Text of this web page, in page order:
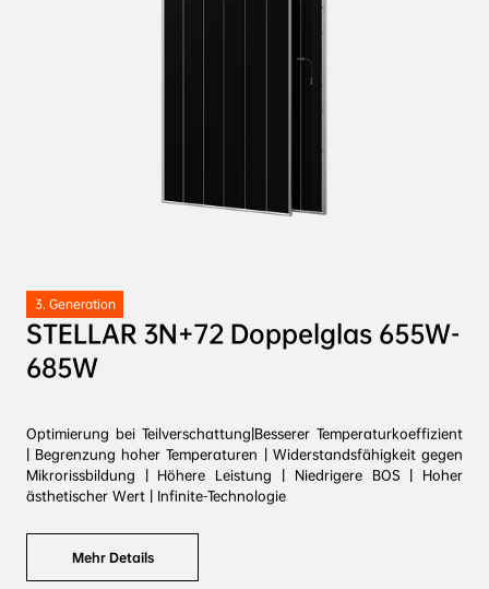
3. Generation
STELLAR 3N+72 Doppelglas 655W-
685W
Optimierung bei Teilverschattung|Besserer Temperaturkoeffizient
| Begrenzung hoher Temperaturen | Widerstandsfähigkeit gegen
Mikrorissbildung | Höhere Leistung | Niedrigere BOS | Hoher
ästhetischer Wert | Infinite-Technologie
Mehr Details